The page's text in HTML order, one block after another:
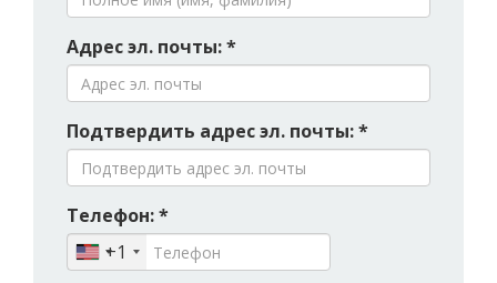
Адрес эл. почты: *
Подтвердить адрес эл. почты: *
Телефон: *
+1